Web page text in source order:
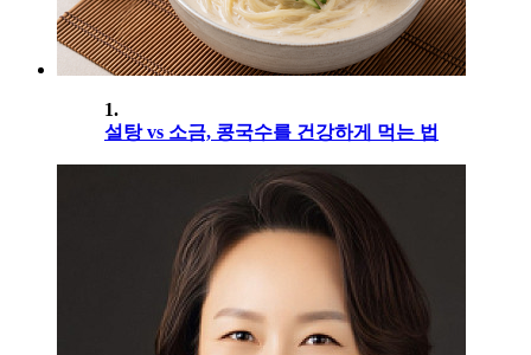
1.
설탕 vs 소금, 콩국수를 건강하게 먹는 법